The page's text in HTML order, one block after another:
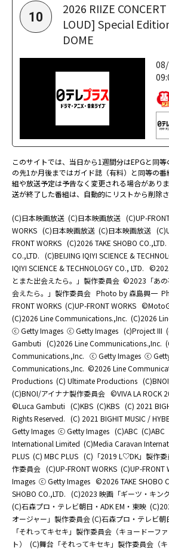
10
2026 RIIZE
LOUD] Special
DOME
このサイトでは、当日から1週間分はEPGと同
の先1か月後まではガイド誌（有料）と同等の
組や放送予定は予告なく変更される場合があり
送が終了した番組は、自動的にリストから削除さ
(C)日本映画放送 (C)日本映画放送 (C)UP-
WORKS (C)日本映画放送 (C)日本映画放送
FRONT WORKS (C)2026 TAKE SHOBO CO.,LTD.
CO.,LTD. (C)BEIJING IQIYI SCIENCE &
IQIYI SCIENCE & TECHNOLOGY CO., LTD.
とまた出会えたら。」製作委員会 ©2023「あの
会えたら。」製作委員会 Photo by 森島興一
FRONT WORKS (C)UP-FRONT WORKS
(C)2026 Line Communications.,Inc. (C)2026
ⓒ Getty Images ⓒ Getty Images (c)Project III
Gambuti (C)2026 Line Communications.,Inc.
Communications.,Inc. ⓒ Getty Images ⓒ
Communications.,Inc. ©2026 Line
Productions (C) Ultimate Productions
(C)BNOI/アイナナ製作委員会 ©️VIVA LA ROCK
©Luca Gambuti (C)KBS (C)KBS (C) 2021
Rights Reserved. (C) 2021 BIGHIT MUSIC /
Getty Images ⓒ Getty Images (C)ABC (C)ABC
International Limited (C)Media Caravan
PLUS (C) MBC PLUS (C)「2019 L♡DK」製作委
作委員会 (C)UP-FRONT WORKS (C)UP-FRONT
Images ⓒ Getty Images ©2026 TAKE SHOBO
SHOBO CO.,LTD. (C)2023 映画「ギーツ・キン
(C)石森プロ・テレビ朝日・ADK EM・東映
オージャー」製作委員会 (C)石森プロ・テレビ朝
「それってキセキ」製作委員会（キョードーフ
ト）
(C)舞台「それってキセキ」製作委員会（